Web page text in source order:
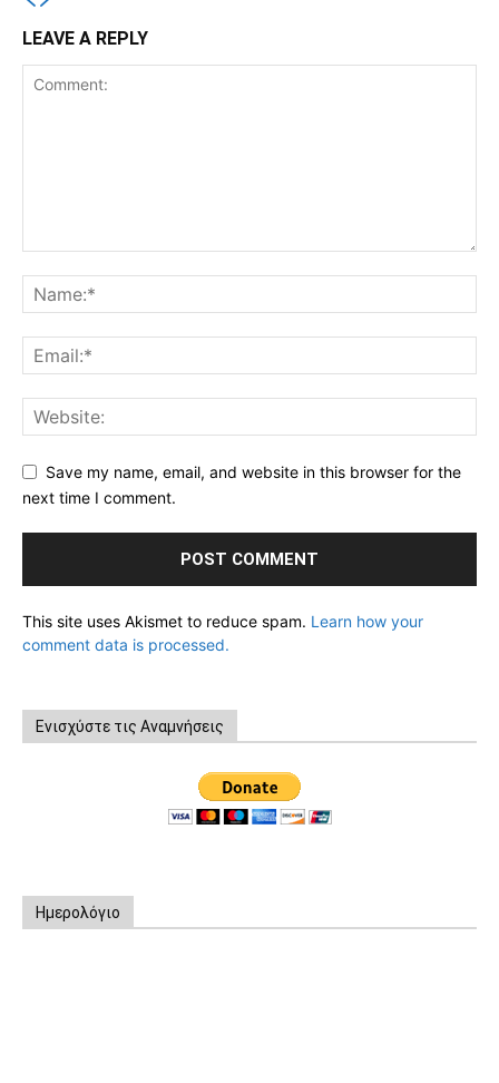
LEAVE A REPLY
Save my name, email, and website in this browser for the
next time I comment.
This site uses Akismet to reduce spam. Learn how your
comment data is processed.
Ενισχύστε τις Αναμνήσεις
Ημερολόγιο